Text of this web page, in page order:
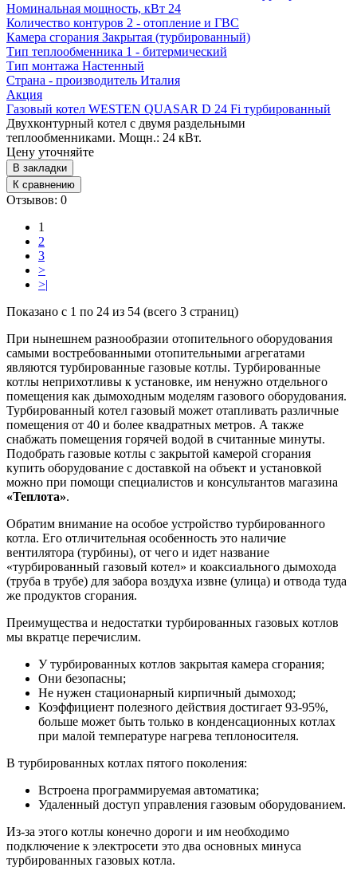
Номинальная мощность, кВт 24
Количество контуров 2 - отопление и ГВС
Камера сгорания Закрытая (турбированный)
Тип теплообменника 1 - битермический
Тип монтажа Настенный
Страна - производитель Италия
Акция
Газовый котел WESTEN QUASAR D 24 Fi турбированный
Двухконтурный котел с двумя раздельными
теплообменниками. Мощн.: 24 кВт.
Цену уточняйте
В закладки
К сравнению
Отзывов: 0
1
2
3
>
>|
Показано с 1 по 24 из 54 (всего 3 страниц)
При нынешнем разнообразии отопительного оборудования
самыми востребованными отопительными агрегатами
являются турбированные газовые котлы. Турбированные
котлы неприхотливы к установке, им ненужно отдельного
помещения как дымоходным моделям газового оборудования.
Турбированный котел газовый может отапливать различные
помещения от 40 и более квадратных метров. А также
снабжать помещения горячей водой в считанные минуты.
Подобрать газовые котлы с закрытой камерой сгорания
купить оборудование с доставкой на объект и установкой
можно при помощи специалистов и консультантов магазина
«Теплота».
Обратим внимание на особое устройство турбированного
котла. Его отличительная особенность это наличие
вентилятора (турбины), от чего и идет название
«турбированный газовый котел» и коаксиального дымохода
(труба в трубе) для забора воздуха извне (улица) и отвода туда
же продуктов сгорания.
Преимущества и недостатки турбированных газовых котлов
мы вкратце перечислим.
У турбированных котлов закрытая камера сгорания;
Они безопасны;
Не нужен стационарный кирпичный дымоход;
Коэффициент полезного действия достигает 93-95%,
больше может быть только в конденсационных котлах
при малой температуре нагрева теплоносителя.
В турбированных котлах пятого поколения:
Встроена программируемая автоматика;
Удаленный доступ управления газовым оборудованием.
Из-за этого котлы конечно дороги и им необходимо
подключение к электросети это два основных минуса
турбированных газовых котла.